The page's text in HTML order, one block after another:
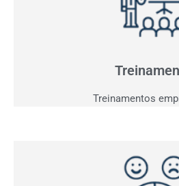
Treinamentos
Agora que você já tem clientes